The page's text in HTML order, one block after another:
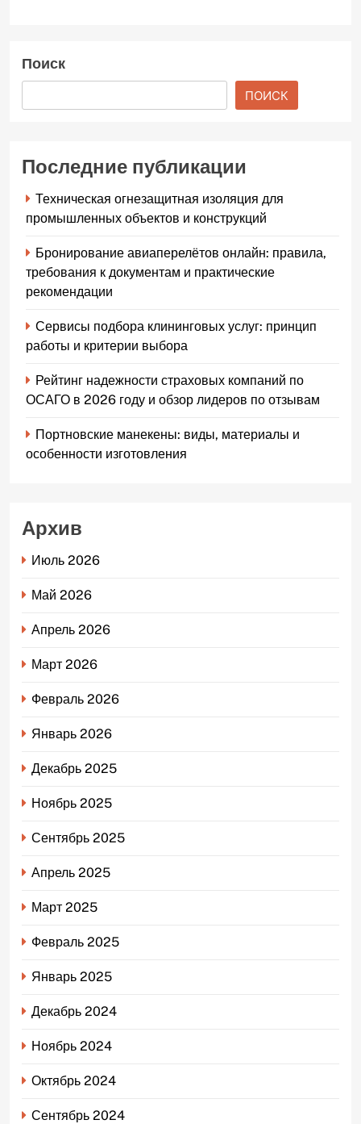
Поиск
ПОИСК
Последние публикации
Техническая огнезащитная изоляция для
промышленных объектов и конструкций
Бронирование авиаперелётов онлайн: правила,
требования к документам и практические
рекомендации
Сервисы подбора клининговых услуг: принцип
работы и критерии выбора
Рейтинг надежности страховых компаний по
ОСАГО в 2026 году и обзор лидеров по отзывам
Портновские манекены: виды, материалы и
особенности изготовления
Архив
Июль 2026
Май 2026
Апрель 2026
Март 2026
Февраль 2026
Январь 2026
Декабрь 2025
Ноябрь 2025
Сентябрь 2025
Апрель 2025
Март 2025
Февраль 2025
Январь 2025
Декабрь 2024
Ноябрь 2024
Октябрь 2024
Сентябрь 2024